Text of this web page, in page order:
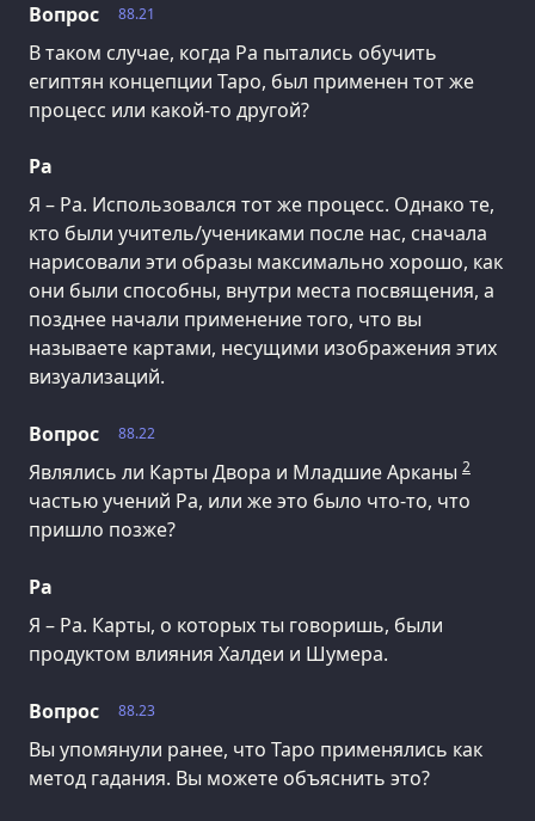
88.21
Вопрос
В таком случае, когда Ра пытались обучить
египтян концепции Таро, был применен тот же
процесс или какой-то другой?
Ра
Я – Ра. Использовался тот же процесс. Однако те,
кто были учитель/учениками после нас, сначала
нарисовали эти образы максимально хорошо, как
они были способны, внутри места посвящения, а
позднее начали применение того, что вы
называете картами, несущими изображения этих
визуализаций.
88.22
Вопрос
Являлись ли Карты Двора и Младшие Арканы 2
частью учений Ра, или же это было что-то, что
пришло позже?
Ра
Я – Ра. Карты, о которых ты говоришь, были
продуктом влияния Халдеи и Шумера.
88.23
Вопрос
Вы упомянули ранее, что Таро применялись как
метод гадания. Вы можете объяснить это?